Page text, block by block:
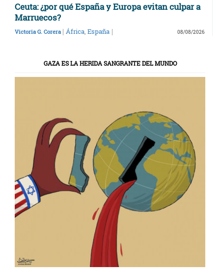
Ceuta: ¿por qué España y Europa evitan culpar a
Marruecos?
Victoria G. Corera | África España | 08/08/2026
GAZA ES LA HERIDA SANGRANTE DEL MUNDO